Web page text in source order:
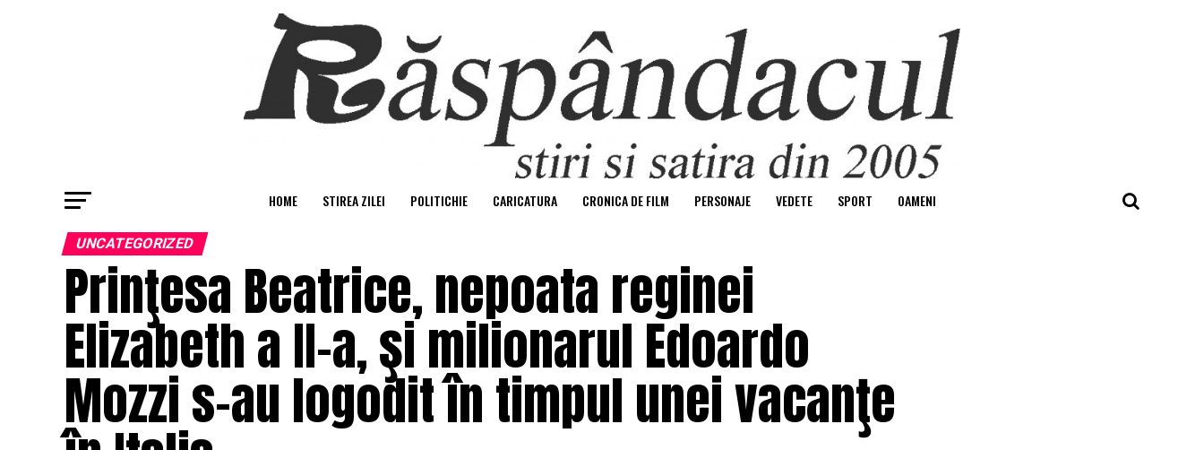
HOME STIREA ZILEI POLITICHIE CARICATURA CRONICA DE FILM PERSONAJE VEDETE SPORT OAMENI
UNCATEGORIZED
Prinţesa Beatrice, nepoata reginei
Elizabeth a II-a, şi milionarul Edoardo
Mozzi s-au logodit în timpul unei vacanţe